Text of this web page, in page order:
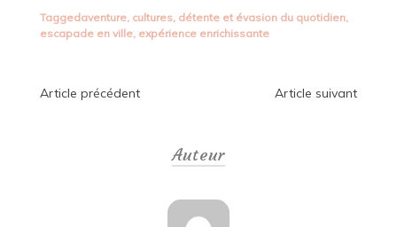
Taggedaventure, cultures, détente et évasion du quotidien,
escapade en ville, expérience enrichissante
Navigation
Article précédent Article suivant
Auteur